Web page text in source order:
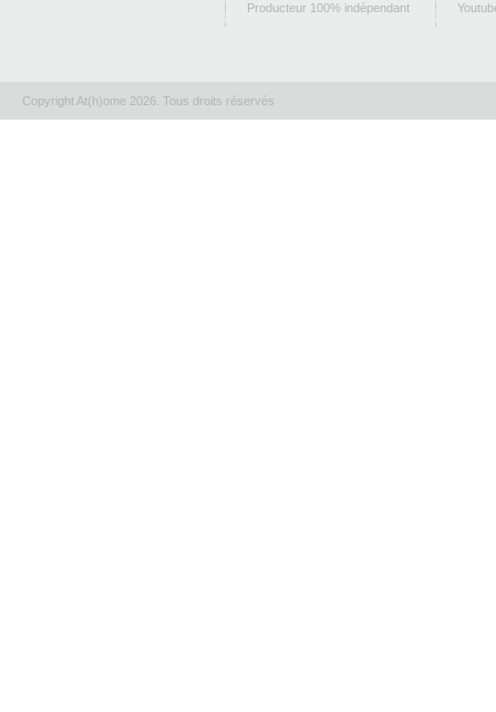
Producteur 100% indépendant
Copyright At(h)ome 2026. Tous droits réservés